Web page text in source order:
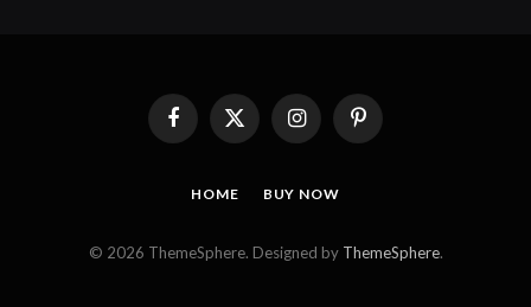
FacebookX
(Twitter)
InstagramPinterest
HOME BUY NOW
© 2026 ThemeSphere. Designed by ThemeSphere.